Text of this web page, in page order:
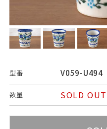
型番 V059-U494
数量 SOLD OUT